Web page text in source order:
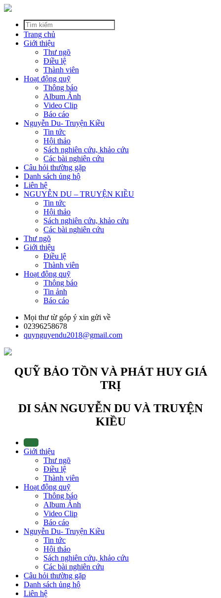
Trang chủ
Giới thiệu
Thư ngõ
Điều lệ
Thành viên
Hoạt động quỹ
Thông báo
Album Ảnh
Video Clip
Báo cáo
Nguyễn Du- Truyện Kiều
Tin tức
Hội thảo
Sách nghiên cứu, khảo cứu
Các bài nghiên cứu
Câu hỏi thường gặp
Danh sách ủng hộ
Liên hệ
NGUYỄN DU – TRUYỆN KIỀU
Tin tức
Hội thảo
Sách nghiên cứu, khảo cứu
Các bài nghiên cứu
Thư ngõ
Giới thiệu
Điều lệ
Thành viên
Hoạt động quỹ
Thông báo
Tin ảnh
Báo cáo
Mọi thư từ góp ý xin gửi về
02396258678
quynguyendu2018@gmail.com
QUỸ BẢO TỒN VÀ PHÁT HUY GIÁ
TRỊ
DI SẢN NGUYỄN DU VÀ TRUYỆN
KIỀU
Giới thiệu
Thư ngõ
Điều lệ
Thành viên
Hoạt động quỹ
Thông báo
Album Ảnh
Video Clip
Báo cáo
Nguyễn Du- Truyện Kiều
Tin tức
Hội thảo
Sách nghiên cứu, khảo cứu
Các bài nghiên cứu
Câu hỏi thường gặp
Danh sách ủng hộ
Liên hệ